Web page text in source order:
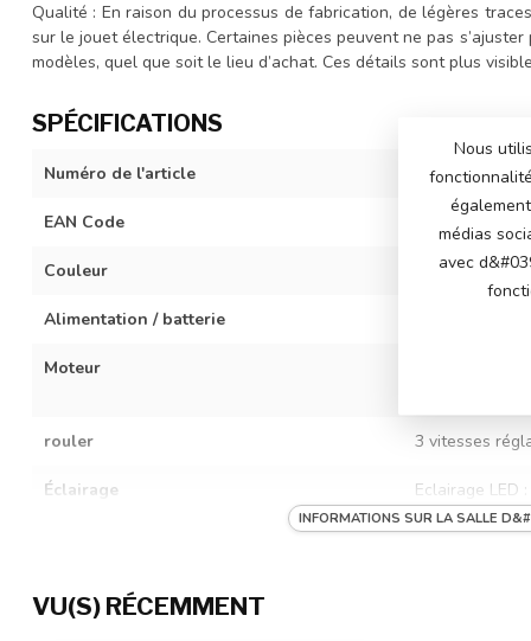
Qualité : En raison du processus de fabrication, de légères
sur le jouet électrique. Certaines pièces peuvent ne pas
modèles, quel que soit le lieu d’achat. Ces détails sont plus
SPÉCIFICATIONS
Numéro de l'article DK-RR998-
EAN Code 7423400513551
Couleur blanc
Alimentation / batterie
Moteur
2 moteurs 24
rouler 3 vitesses
Éclairage
Eclairage LED
bord
INFORMATIONS SUR LA SALLE
VU(S) RÉCEMMENT
Nous
médias
avec